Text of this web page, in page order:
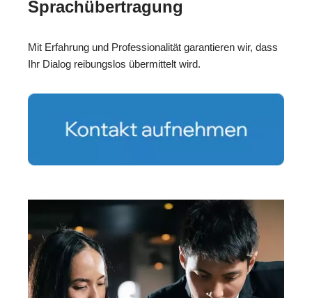
Sprachübertragung
Mit Erfahrung und Professionalität garantieren wir, dass
Ihr Dialog reibungslos übermittelt wird.